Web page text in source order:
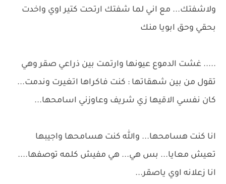
ولاشفتك... مع اني لما شفتك ارتحت كتير اوي واخدت
بحقي وحق ابويا منك
..... غشت الدموع عيونها وارتمت بين ذراعي صقر وهي
تقول من بين شهقاتها : كنت فاكراها اتغيرت وندمت...
كان نفسي الاقيها زي شريف وعاوزني اسامحها...
انا كنت هسامحها... والله كنت هسامحها واجيبها
تعيش معايا... بس هي... هي مفيش كلمه توصفها....
انا زعلانه اوي ياصقر...